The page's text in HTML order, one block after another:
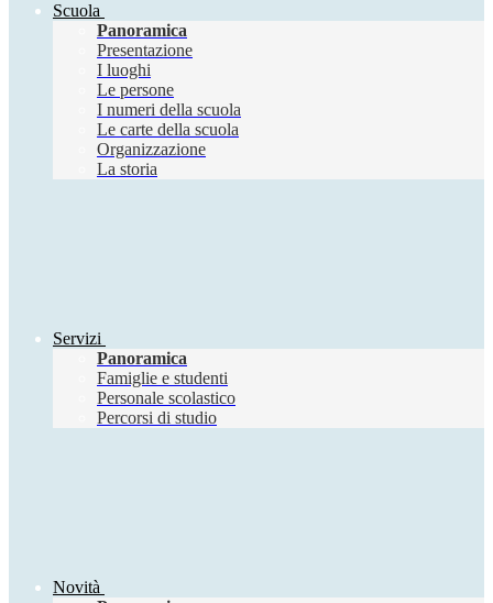
Scuola
Panoramica
Presentazione
I luoghi
Le persone
I numeri della scuola
Le carte della scuola
Organizzazione
La storia
Servizi
Panoramica
Famiglie e studenti
Personale scolastico
Percorsi di studio
Novità